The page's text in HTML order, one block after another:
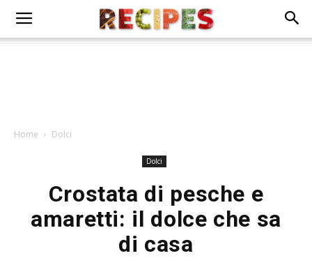
Home Dolci
Dolci
Crostata di pesche e
amaretti: il dolce che sa
di casa